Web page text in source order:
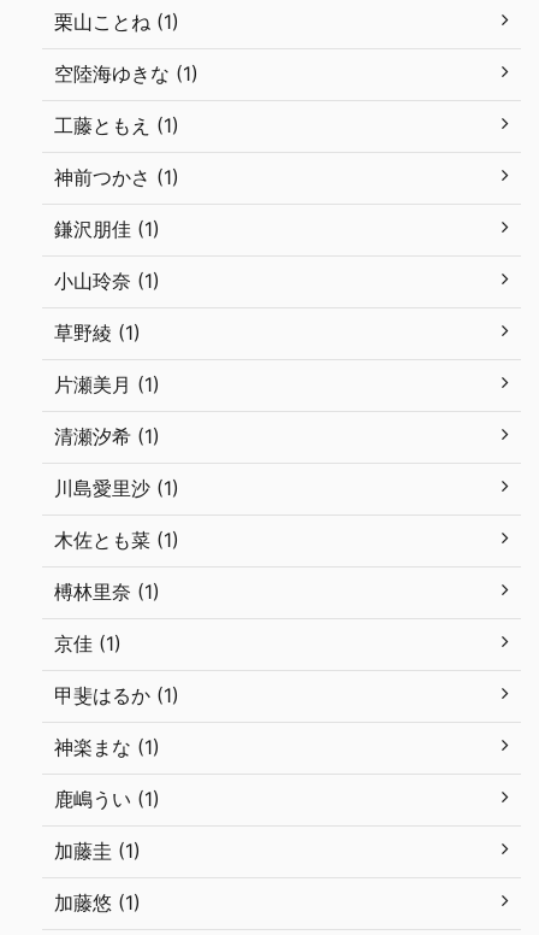
栗山ことね (1)
空陸海ゆきな (1)
工藤ともえ (1)
神前つかさ (1)
鎌沢朋佳 (1)
小山玲奈 (1)
草野綾 (1)
片瀬美月 (1)
清瀬汐希 (1)
川島愛里沙 (1)
木佐とも菜 (1)
榑林里奈 (1)
京佳 (1)
甲斐はるか (1)
神楽まな (1)
鹿嶋うい (1)
加藤圭 (1)
加藤悠 (1)